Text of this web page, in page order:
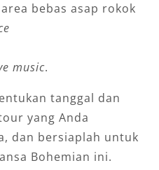
bebas asap rokok
music.
tanggal dan
yang Anda
dan bersiaplah untuk
Bohemian ini.